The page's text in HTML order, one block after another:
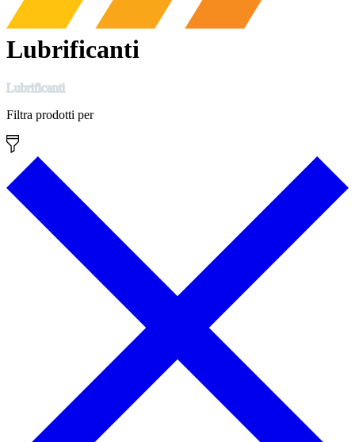
Lubrificanti
Lubrificanti
Filtra prodotti per